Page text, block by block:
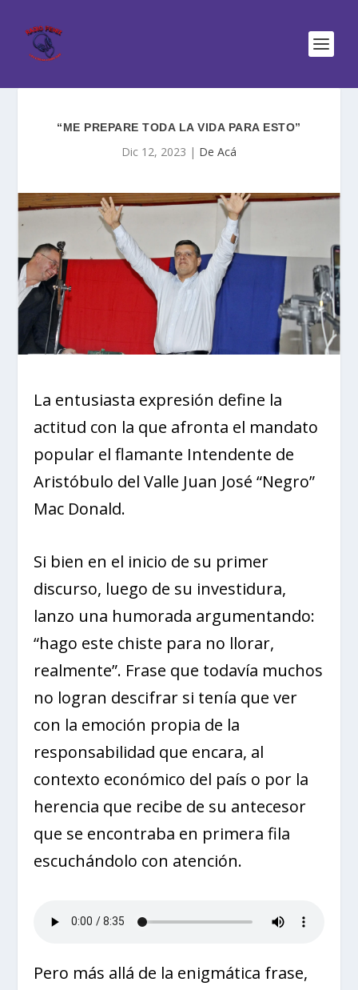
“ME PREPARE TODA LA VIDA PARA ESTO”
Dic 12, 2023 | De Acá
La entusiasta expresión define la
actitud con la que afronta el mandato
popular el flamante Intendente de
Aristóbulo del Valle Juan José “Negro”
Mac Donald.
Si bien en el inicio de su primer
discurso, luego de su investidura,
lanzo una humorada argumentando:
“hago este chiste para no llorar,
realmente”. Frase que todavía muchos
no logran descifrar si tenía que ver
con la emoción propia de la
responsabilidad que encara, al
contexto económico del país o por la
herencia que recibe de su antecesor
que se encontraba en primera fila
escuchándolo con atención.
Pero más allá de la enigmática frase,